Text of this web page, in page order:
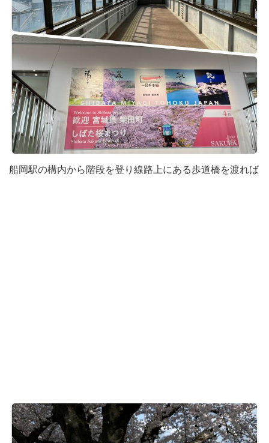
船岡駅の構内から階段を登り線路上にある歩道橋を渡れば